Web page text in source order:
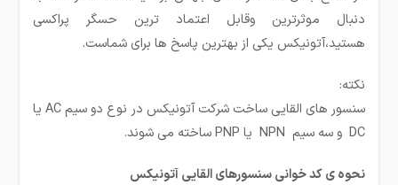
دنبال موثرترین وقابل اعتماد ترین حسگر پراکسی
هستید،آتونیکس یکی از بهترین پاسخ ها برای شماست.
نکته:
سنسور های القایی ساخت شركت آتونیكس در نوع دو سیم AC یا
DC و سه سیم NPN یا PNP ساخته می شوند.
نحوه ی کد خوانی سنسورهای القایی آتونیکس